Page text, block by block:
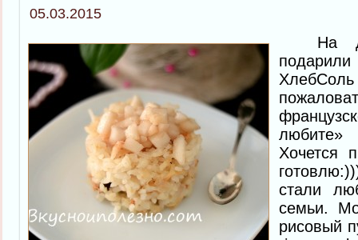
05.03.2015
На
Хочется
стали
семьи.
рисовый